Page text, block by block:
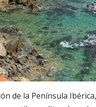
de la Península